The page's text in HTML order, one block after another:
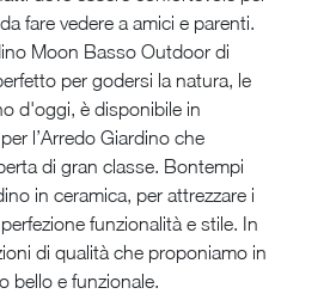
fare vedere a amici e parenti.
Moon Basso Outdoor di
per godersi la natura, le
d'oggi, è disponibile in
l’Arredo Giardino che
di gran classe. Bontempi
in ceramica, per attrezzare i
funzionalità e stile. In
di qualità che proponiamo in
bello e funzionale.